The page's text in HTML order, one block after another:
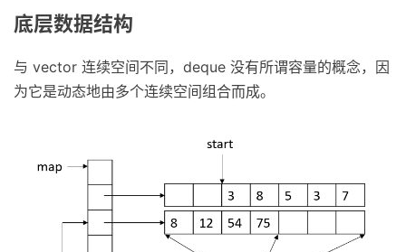
底层数据结构
与 vector 连续空间不同，deque 没有所谓容量的概念，因
为它是动态地由多个连续空间组合而成。